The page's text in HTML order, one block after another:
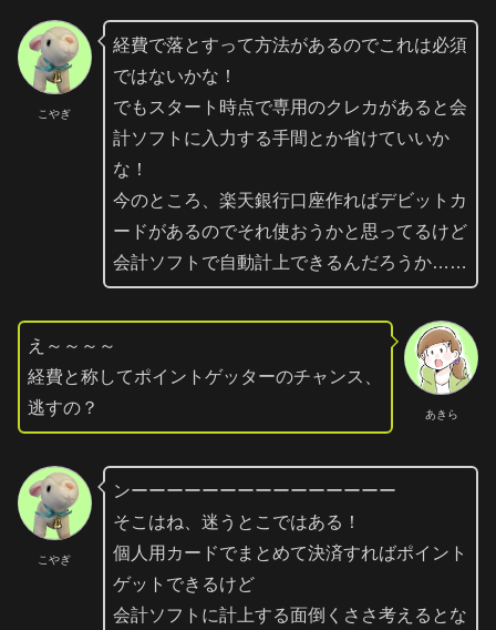
こやぎ
経費で落とすって方法があるのでこれは必須
ではないかな！
でもスタート時点で専用のクレカがあると会
計ソフトに入力する手間とか省けていいか
な！
今のところ、楽天銀行口座作ればデビットカ
ードがあるのでそれ使おうかと思ってるけど
会計ソフトで自動計上できるんだろうか……
あきら
え～～～～
経費と称してポイントゲッターのチャンス、
逃すの？
こやぎ
ンーーーーーーーーーーーーーーー
そこはね、迷うとこではある！
個人用カードでまとめて決済すればポイント
ゲットできるけど
会計ソフトに計上する面倒くささ考えるとな